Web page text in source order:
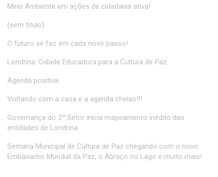
Meio Ambiente em ações de cidadania ativa!
(sem título)
O futuro se faz em cada novo passo!
Londrina: Cidade Educadora para a Cultura de Paz
Agenda positiva:
Voltando com a casa e a agenda cheias!!!
Governança do 3º Setor inicia mapeamento inédito das
entidades de Londrina
Semana Municipal de Cultura de Paz chegando com o novo
Embaixador Mundial da Paz, o Abraço no Lago e muito mais!